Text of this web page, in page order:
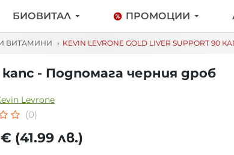
БИОВИТАЛ ПРОМОЦИИ
ВИТАМИНИ KEVIN LEVRONE GOLD LIVER SUPPORT
капс - Подпомага черния дроб
Levrone
(0)
(41.99 лв.)